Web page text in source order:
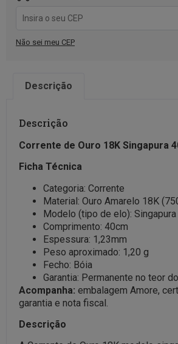
Não sei meu CEP
Descrição
Descrição
Corrente de Ouro 18K Singapura
Ficha Técnica
Categoria: Corrente
Material: Ouro Amarelo 18K
Modelo (tipo de elo): Singapura
Comprimento: 40cm
Espessura: 1,23mm
Peso aproximado: 1,20 g
Fecho: Bóia
Garantia: Permanente no teor
Acompanha: embalagem Amore,
garantia e nota fiscal.
Descrição